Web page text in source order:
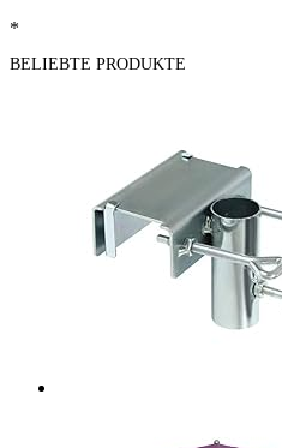
*
BELIEBTE PRODUKTE